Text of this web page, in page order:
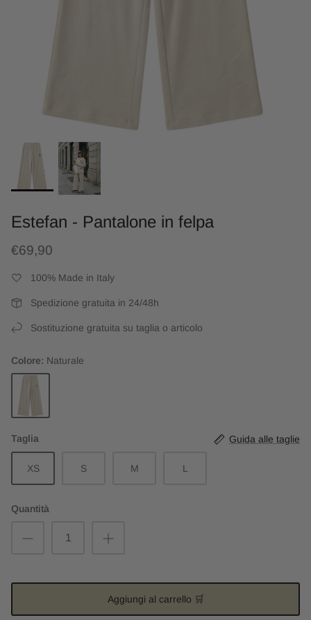
Estefan - Pantalone in felpa
€69,90
100% Made in Italy
Spedizione gratuita in 24/48h
Sostituzione gratuita su taglia o articolo
Colore
Naturale
Naturale
Taglia Guida alle taglie
XS S M L
Quantità
Aggiungi al carrello 🛒